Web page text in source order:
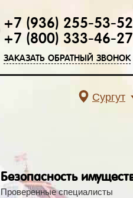
+7 (936) 255-53-52
+7 (800) 333-46-27
ЗАКАЗАТЬ ОБРАТНЫЙ ЗВОНОК
Сургут
Безопасность
Проверенные специалисты